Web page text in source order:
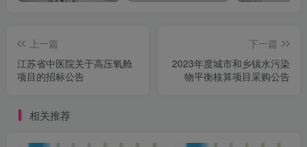
上一篇
江苏省中医院关于高压氧舱
项目的招标公告
下一篇
2023年度城市和乡镇水污染
物平衡核算项目采购公告
相关推荐